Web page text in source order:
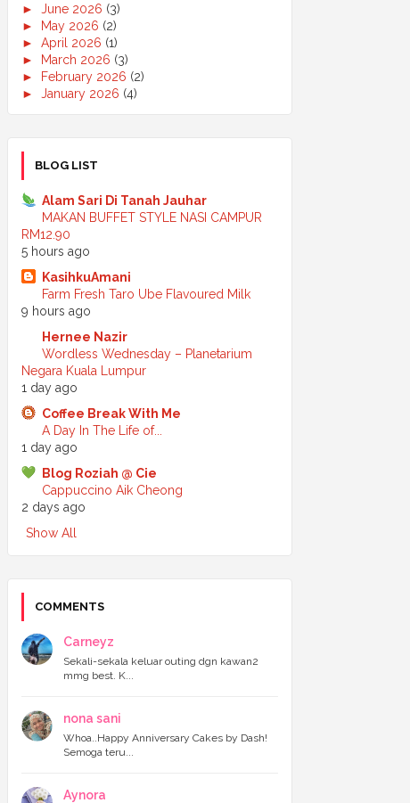
► June 2026 (3)
►
May 2026 (2)
► April 2026 (1)
►
March 2026 (3)
►
February 2026 (2)
► January 2026 (4)
►October 2025
►
►
August 2025 (7)
July 2025 (2)
►June 2025
►May 2025
April 2025
► March 2025(6)
February 2025(1)
►January 2025
2024
(68)
November 2024
►
October 2024
►September 2024
August 2024
► July 2024(6)
June 2024(7)
►May 2024
► April 2024
(11)
►
March 2024
(6)
►
February 2024
January 2024
►2023(118)
►September 2023
►
►July 2023
►June 2023
►May 2023(5)
►February 2023
►January 2023(11)
2022(122)
►November 2022
BLOG LIST
Alam Sari Di Tanah Jauhar
MAKAN BUFFET STYLE NASI CAMPUR
RM12.90
5 hours ago
KasihkuAmani
Farm Fresh Taro Ube Flavoured Milk
9 hours ago
Hernee Nazir
Wordless Wednesday – Planetarium
Negara Kuala Lumpur
1 day ago
Coffee Break With Me
A Day In The Life of...
1 day ago
Blog Roziah @ Cie
Cappuccino Aik Cheong
2 days ago
Show All
COMMENTS
Carneyz
Sekali-sekala keluar outing dgn kawan2
mmg best. K...
nona sani
Whoa..Happy Anniversary Cakes by Dash!
Semoga teru...
Aynora